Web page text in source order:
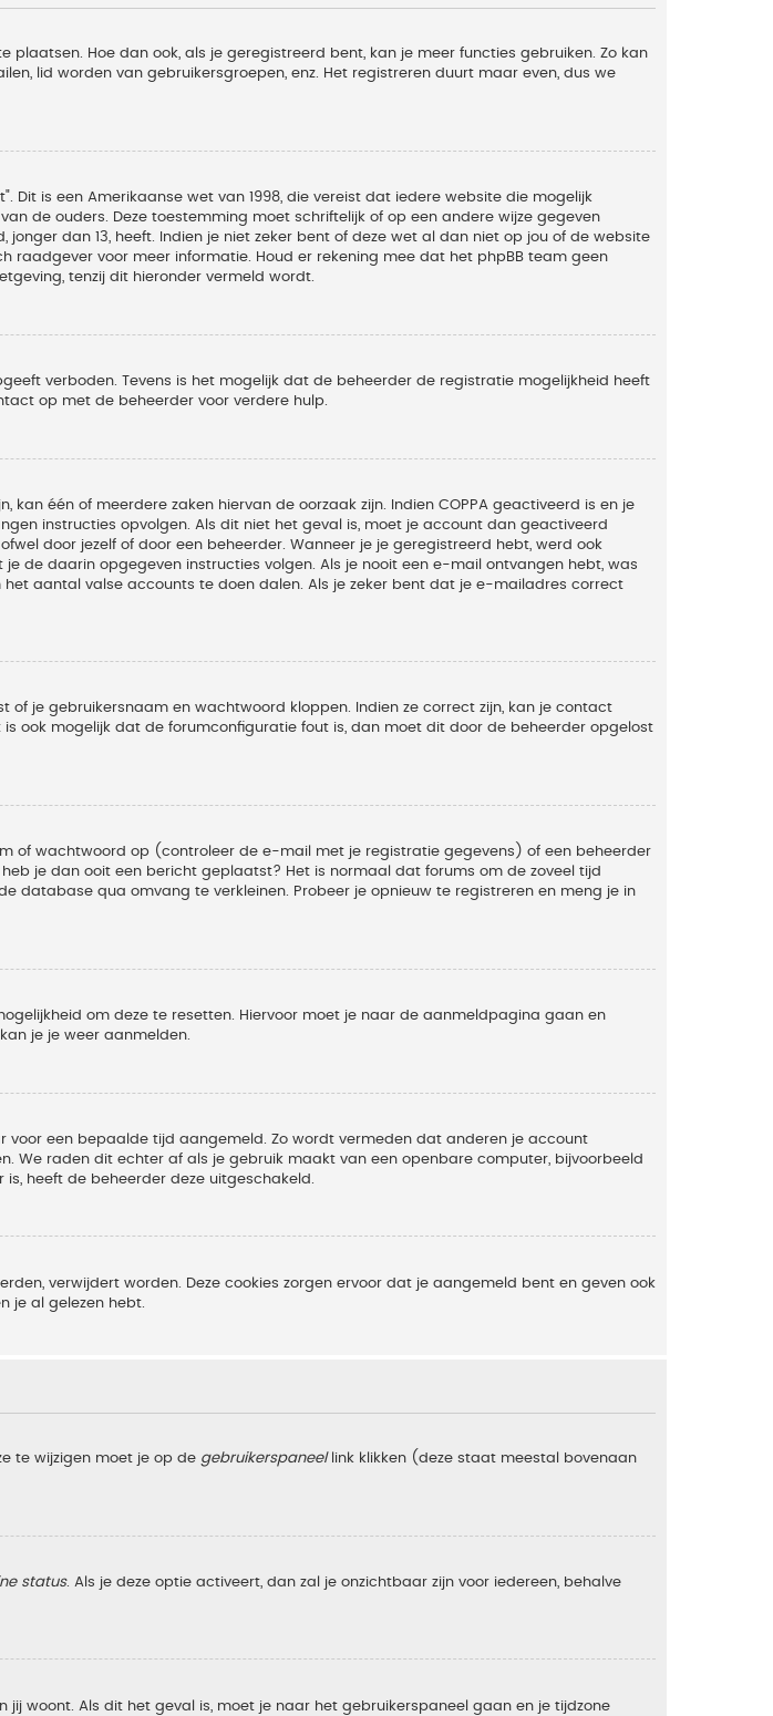
Hoe dan ook, als je geregistreerd bent, kan je meer functies gebruiken. Zo kan
lid worden van gebruikersgroepen, enz. Het registreren duurt maar even, dus we
Dit is een Amerikaanse wet van 1998, die vereist dat iedere website die mogelijk
de ouders. Deze toestemming moet schriftelijk of op een andere wijze gegeven
dan 13, heeft. Indien je niet zeker bent of deze wet al dan niet op jou of de website
voor meer informatie. Houd er rekening mee dat het phpBB team geen
tenzij dit hieronder vermeld wordt.
verboden. Tevens is het mogelijk dat de beheerder de registratie mogelijkheid heeft
op met de beheerder voor verdere hulp.
één of meerdere zaken hiervan de oorzaak zijn. Indien COPPA geactiveerd is en je
instructies opvolgen. Als dit niet het geval is, moet je account dan geactiveerd
door jezelf of door een beheerder. Wanneer je je geregistreerd hebt, werd ook
de daarin opgegeven instructies volgen. Als je nooit een e-mail ontvangen hebt, was
aantal valse accounts te doen dalen. Als je zeker bent dat je e-mailadres correct
of je gebruikersnaam en wachtwoord kloppen. Indien ze correct zijn, kan je contact
ook mogelijk dat de forumconfiguratie fout is, dan moet dit door de beheerder opgelost
of wachtwoord op (controleer de e-mail met je registratie gegevens) of een beheerder
je dan ooit een bericht geplaatst? Het is normaal dat forums om de zoveel tijd
database qua omvang te verkleinen. Probeer je opnieuw te registreren en meng je in
om deze te resetten. Hiervoor moet je naar de aanmeldpagina gaan en
je je weer aanmelden.
voor een bepaalde tijd aangemeld. Zo wordt vermeden dat anderen je account
We raden dit echter af als je gebruik maakt van een openbare computer, bijvoorbeeld
is, heeft de beheerder deze uitgeschakeld.
verwijdert worden. Deze cookies zorgen ervoor dat je aangemeld bent en geven ook
je al gelezen hebt.
te wijzigen moet je op de gebruikerspaneellink klikken (deze staat meestal bovenaan
status. Als je deze optie activeert, dan zal je onzichtbaar zijn voor iedereen, behalve
woont. Als dit het geval is, moet je naar het gebruikerspaneel gaan en je tijdzone